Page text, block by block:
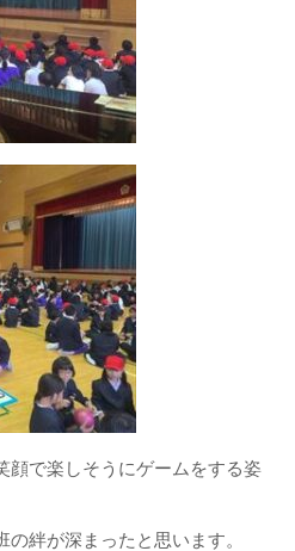
顔で楽しそうにゲームをする姿
絆が深まったと思います。